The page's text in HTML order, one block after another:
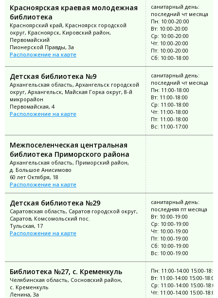
Красноярская краевая молодежная
библиотека
Красноярский край, Красноярск городской
округ, Красноярск, Кировский район,
Первомайский
Пионерской Правды, 3а
Расположение на карте
санитарный день:
последний чт месяца
Пн: 10:00-20:00
Вт: 10:00-20:00
Ср: 10:00-20:00
Чт: 10:00-20:00
Пт: 10:00-20:00
Сб: 10:00-18:00
Детская библиотека №9
Архангельская область, Архангельск городской
округ, Архангельск, Майская Горка округ, 8-й
микрорайон
Первомайская, 4
Расположение на карте
санитарный день:
последний чт месяца
Пн: 11:00-18:00
Вт: 11:00-18:00
Ср: 11:00-18:00
Чт: 11:00-18:00
Пт: 11:00-18:00
Вс: 11:00-17:00
Межпоселенческая центральная
библиотека Приморского района
Архангельская область, Приморский район,
д. Большое Анисимово
60 лет Октября, 18
Расположение на карте
Детская библиотека №29
Саратовская область, Саратов городской округ,
Саратов, Комсомольский пос.
Тульская, 17
Расположение на карте
санитарный день:
последняя пт месяца
Вт: 10:00-19:00
Ср: 10:00-19:00
Чт: 10:00-19:00
Пт: 10:00-19:00
Сб: 10:00-19:00
Вс: 10:00-19:00
Библиотека №27, с. Кременкуль
Челябинская область, Сосновский район,
с. Кременкуль
Ленина, 3а
Пн: 11:00-14:00 15:00-
Вт: 11:00-14:00 15:00-18:00
Ср: 11:00-14:00 15:00-18:00
Чт: 11:00-14:00 15:00-18:00